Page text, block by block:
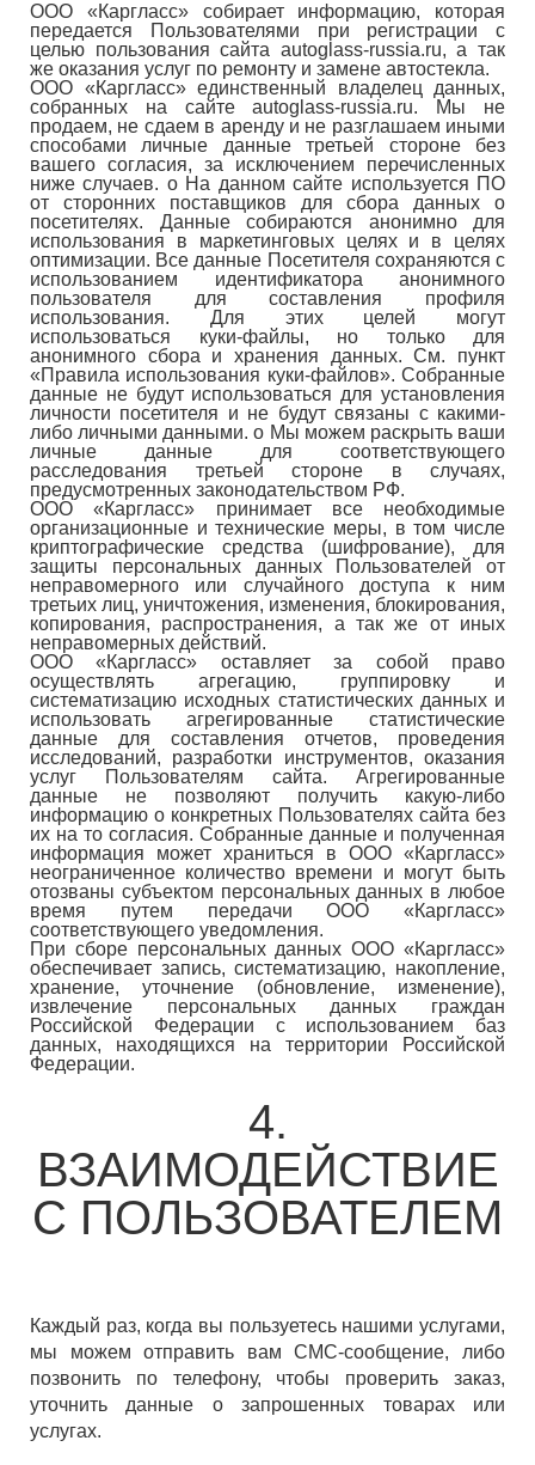
ООО «Каргласс» собирает информацию, которая
передается Пользователями при регистрации с
целью пользования сайта autoglass-russia.ru, a так
же оказания услуг по ремонту и замене автостекла.
ООО «Каргласс» единственный владелец данных,
собранных на сайте autoglass-russia.ru. Мы не
продаем, не сдаем в аренду и не разглашаем иными
способами личные данные третьей стороне без
вашего согласия, за исключением перечисленных
ниже случаев. o На данном сайте используется ПО
от сторонних поставщиков для сбора данных о
посетителях. Данные собираются анонимно для
использования в маркетинговых целях и в целях
оптимизации. Все данные Посетителя сохраняются с
использованием идентификатора анонимного
пользователя для составления профиля
использования. Для этих целей могут
использоваться куки-файлы, но только для
анонимного сбора и хранения данных. См. пункт
«Правила использования куки-файлов». Собранные
данные не будут использоваться для установления
личности посетителя и не будут связаны с какими-
либо личными данными. o Мы можем раскрыть ваши
личные данные для соответствующего
расследования третьей стороне в случаях,
предусмотренных законодательством РФ.
ООО «Каргласс» принимает все необходимые
организационные и технические меры, в том числе
криптографические средства (шифрование), для
защиты персональных данных Пользователей от
неправомерного или случайного доступа к ним
третьих лиц, уничтожения, изменения, блокирования,
копирования, распространения, а так же от иных
неправомерных действий.
ООО «Каргласс» оставляет за собой право
осуществлять агрегацию, группировку и
систематизацию исходных статистических данных и
использовать агрегированные статистические
данные для составления отчетов, проведения
исследований, разработки инструментов, оказания
услуг Пользователям сайта. Агрегированные
данные не позволяют получить какую-либо
информацию о конкретных Пользователях сайта без
их на то согласия. Собранные данные и полученная
информация может храниться в ООО «Каргласс»
неограниченное количество времени и могут быть
отозваны субъектом персональных данных в любое
время путем передачи ООО «Каргласс»
соответствующего уведомления.
При сборе персональных данных ООО «Каргласс»
обеспечивает запись, систематизацию, накопление,
хранение, уточнение (обновление, изменение),
извлечение персональных данных граждан
Российской Федерации с использованием баз
данных, находящихся на территории Российской
Федерации.
4.
ВЗАИМОДЕЙСТВИЕ
С ПОЛЬЗОВАТЕЛЕМ
Каждый раз, когда вы пользуетесь нашими услугами,
мы можем отправить вам СМС-сообщение, либо
позвонить по телефону, чтобы проверить заказ,
уточнить данные о запрошенных товарах или
услугах.